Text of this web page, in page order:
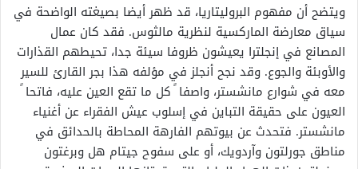
ويتضح أن مفهوم البروليتاريا، قد ظهر أيضا بصيغته الواضحة في
سياق معارضة الماركسية لنظرية مالثوس. فقد كان عمال
المصانع في إنجلترا يعيشون ظروفا سيئة جدا، تحيطهم القذارات
والأوبئة والجوع. وقد نجح أنجلز في مؤلفه هذا بجر القارئ للسير
معه في شوارع مانشستر، واصفا ً كل ما تقع العين عليه، فاتحا ً
العيون على حقيقة التباين في إسلوب عيش الفقراء عن أغنياء
مانشستر. فتحدث عن بيوتهم الفارهة المحاطة بالحدائق في
مناطق جورلتون وآردويك، أو على سفوح جيتام هل وبرغتون